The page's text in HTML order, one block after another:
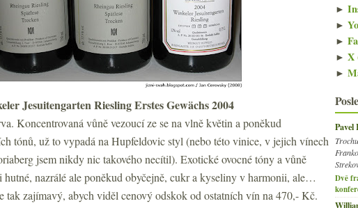
Jesuitengarten Riesling Erstes Gewächs 2004
Koncentrovaná vůně vezoucí ze se na vlně květin a poněkud
tónů, už to vypadá na Hupfeldovic styl (nebo této vinice, v jejich vínech
jsem nikdy nic takového necítil). Exotické ovocné tóny a vůně
nazrálé ale poněkud obyčejně, cukr a kyseliny v harmonii, ale…
tak zajímavý, abych viděl cenový odskok od ostatních vín na 470,- Kč.
►
►
►
► X
►
Pavel
Dvě